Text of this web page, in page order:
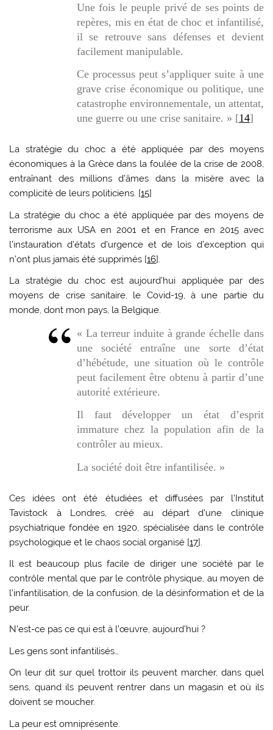
Une fois le peuple privé de ses points de
repères, mis en état de choc et infantilisé,
il se retrouve sans défenses et devient
facilement manipulable.
Ce processus peut s’appliquer suite à une
grave crise économique ou politique, une
catastrophe environnementale, un attentat,
une guerre ou une crise sanitaire. » [14]
La stratégie du choc a été appliquée par des moyens
économiques à la Grèce dans la foulée de la crise de 2008,
entraînant des millions d’âmes dans la misère avec la
complicité de leurs politiciens. [15]
La stratégie du choc a été appliquée par des moyens de
terrorisme aux USA en 2001 et en France en 2015 avec
l’instauration d’états d’urgence et de lois d’exception qui
n’ont plus jamais été supprimés [16].
La stratégie du choc est aujourd’hui appliquée par des
moyens de crise sanitaire, le Covid-19, à une partie du
monde, dont mon pays, la Belgique.
« La terreur induite à grande échelle dans
une société entraîne une sorte d’état
d’hébétude, une situation où le contrôle
peut facilement être obtenu à partir d’une
autorité extérieure.
Il faut développer un état d’esprit
immature chez la population afin de la
contrôler au mieux.
La société doit être infantilisée. »
Ces idées ont été étudiées et diffusées par l’Institut
Tavistock à Londres, créé au départ d’une clinique
psychiatrique fondée en 1920, spécialisée dans le contrôle
psychologique et le chaos social organisé [17].
Il est beaucoup plus facile de diriger une société par le
contrôle mental que par le contrôle physique, au moyen de
l’infantilisation, de la confusion, de la désinformation et de la
peur.
N’est-ce pas ce qui est à l’œuvre, aujourd’hui ?
Les gens sont infantilisés…
On leur dit sur quel trottoir ils peuvent marcher, dans quel
sens, quand ils peuvent rentrer dans un magasin et où ils
doivent se moucher.
La peur est omniprésente.